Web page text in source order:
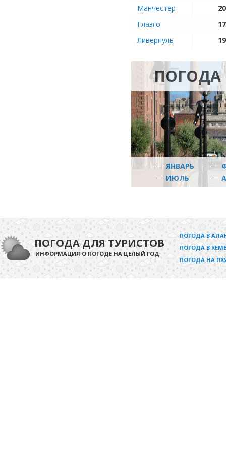
Манчестер
Глазго
Ливерпуль
ПОГОДА
— ЯНВАРЬ —
— ИЮЛЬ —
ПОГОДА ДЛЯ ТУРИСТОВ
ИНФОРМАЦИЯ О ПОГОДЕ НА ЦЕЛЫЙ ГОД
ПОГОДА В
ПОГОДА В
ПОГОДА НА